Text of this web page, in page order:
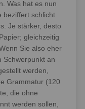
Was hat es nun
beziffert schlicht
Je stärker, desto
gleichzeitig
Sie also eher
Schwerpunkt an
werden,
Grammatur (120
die ohne
werden sollen,